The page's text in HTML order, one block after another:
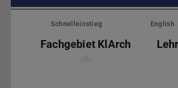
Menü
überspringenSchnelleinstieg English
Fachgebiet KlArch